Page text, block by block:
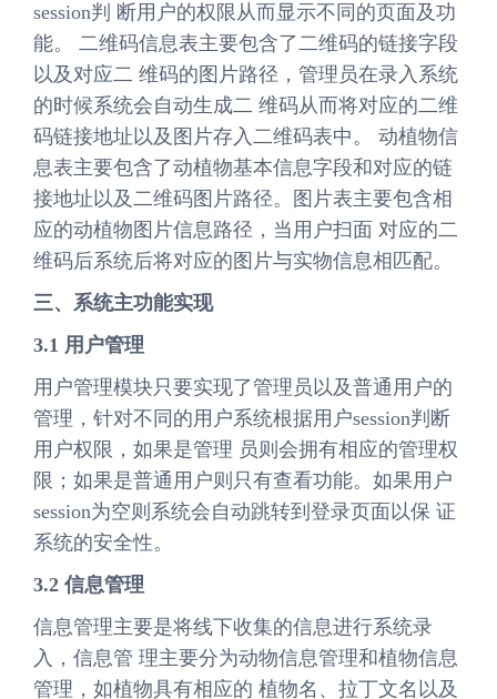
session判 断用户的权限从而显示不同的页面及功
能。 二维码信息表主要包含了二维码的链接字段
以及对应二 维码的图片路径，管理员在录入系统
的时候系统会自动生成二 维码从而将对应的二维
码链接地址以及图片存入二维码表中。 动植物信
息表主要包含了动植物基本信息字段和对应的链
接地址以及二维码图片路径。图片表主要包含相
应的动植物图片信息路径，当用户扫面 对应的二
维码后系统后将对应的图片与实物信息相匹配。
三、系统主功能实现
3.1 用户管理
用户管理模块只要实现了管理员以及普通用户的
管理，针对不同的用户系统根据用户session判断
用户权限，如果是管理 员则会拥有相应的管理权
限；如果是普通用户则只有查看功能。如果用户
session为空则系统会自动跳转到登录页面以保 证
系统的安全性。
3.2 信息管理
信息管理主要是将线下收集的信息进行系统录
入，信息管 理主要分为动物信息管理和植物信息
管理，如植物具有相应的 植物名、拉丁文名以及